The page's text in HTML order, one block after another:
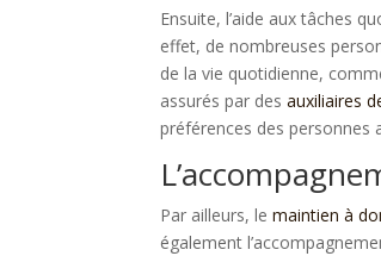
Ensuite, l’aide aux tâches
effet, de nombreuses
de la vie quotidienne,
assurés par desauxiliaires
préférences des personnes
Par ailleurs, lemaintien à
également